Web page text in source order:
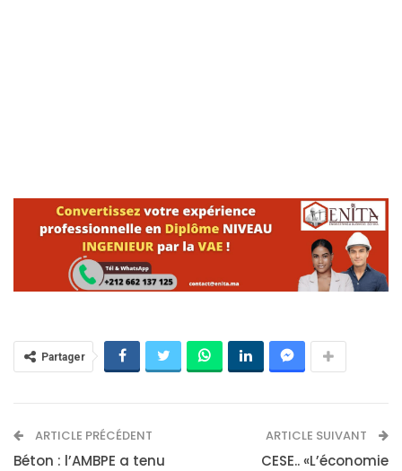
Partager
ARTICLE PRÉCÉDENT
Béton : l’AMBPE a tenu
ARTICLE SUIVANT
CESE.. «L’économie